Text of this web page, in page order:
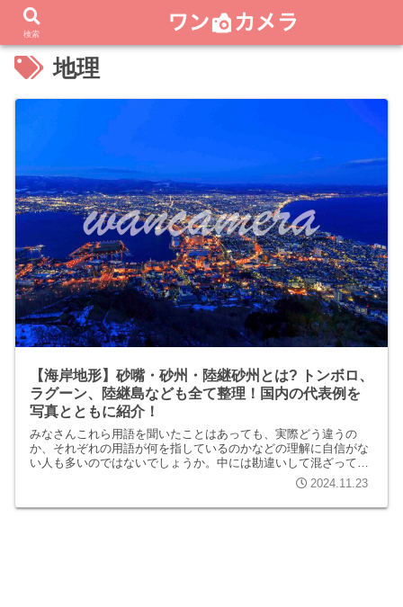
地理
【海岸地形】砂嘴・砂州・陸継砂州とは? トンボロ、
ラグーン、陸継島なども全て整理！国内の代表例を
写真とともに紹介！
みなさんこれら用語を聞いたことはあっても、実際どう違うの
か、それぞれの用語が何を指しているのかなどの理解に自信がな
い人も多いのではないでしょうか。中には勘違いして混ざって覚
えてしまっている人もいるかと思います。これを機会に改めて整
2024.11.23
検索